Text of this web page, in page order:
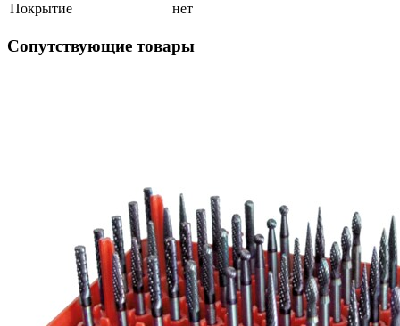
Покрытие
нет
Сопутствующие товары